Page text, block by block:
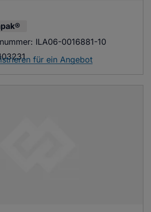
ILA06-0016881-10
für ein Angebot